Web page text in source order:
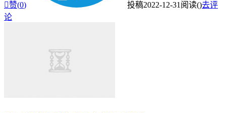
赞(0) 投稿2022-12-31 阅读()去评
论